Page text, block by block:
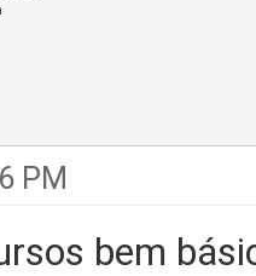
PM
bem